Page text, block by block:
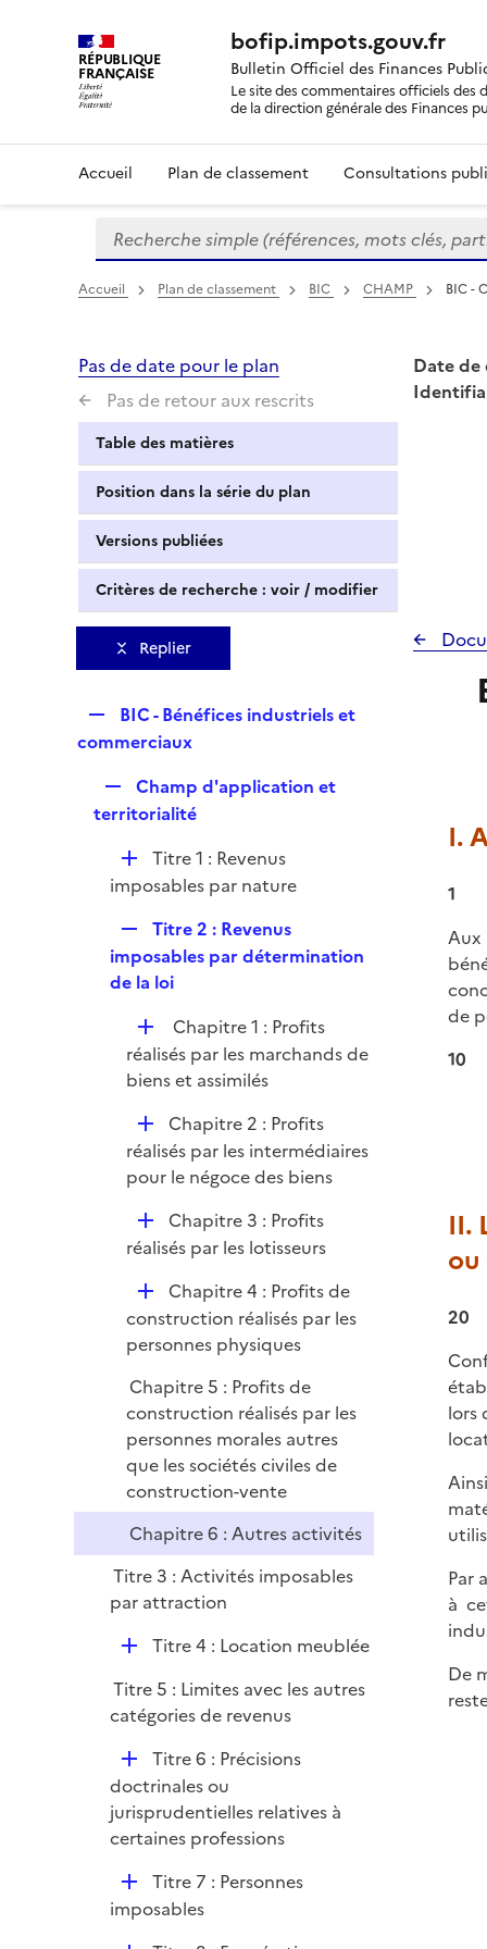
RÉPUBLIQUE
FRANÇAISE
bofip.impots.gouv.fr
Bulletin Officiel des Finances
Le site des commentaires officiels des
de la direction générale des Finances
Accueil Plan de classement Consultations
Formulaire
de
recherche
Recherche simple (références, mots clés,
Accueil Plan de classement BIC CHAMP BIC -
Pas de date pour le plan
Pas de retour aux rescrits
Table des matières
Position dans la série du plan
Versions publiées
Critères de recherche : voir / modifier
Date
Replier
e
l
i
BIC - Bénéfices industriels et
commerciaux
e
l
i
Champ d'application et
territorialité
D
é
i
e
r
Titre 1 : Revenus
imposables par nature
e
p
i
e
r
Titre 2 : Revenus
imposables par détermination
de la loi
é
p
e
r
Chapitre 1 : Profits
réalisés par les marchands de
biens et assimilés
D
é
p
e
Chapitre 2 : Profits
réalisés par les intermédiaires
pour le négoce des biens
D
é
i
e
Chapitre 3 : Profits
réalisés par les lotisseurs
D
é
p
i
e
r
Chapitre 4 : Profits de
construction réalisés par les
personnes physiques
Chapitre 5 : Profits de
construction réalisés par les
personnes morales autres
que les sociétés civiles de
construction-vente
Chapitre 6 : Autres activités
Titre 3 : Activités imposables
par attraction
D
p
l
e
r
Titre 4 : Location meublée
Titre 5 : Limites avec les autres
catégories de revenus
D
é
p
l
r
Titre 6 : Précisions
doctrinales ou
jurisprudentielles relatives à
certaines professions
D
é
Titre 7 : Personnes
imposables
I.
1
Aux
de
10
II.
20
lors
Par
à
De